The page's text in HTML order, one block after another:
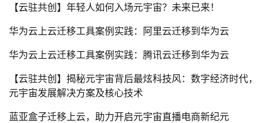
【云驻共创】年轻人如何入场元宇宙？未来已来！
华为云上云迁移工具案例实践：阿里云迁移到华为云
华为云上云迁移工具案例实践：腾讯云迁移到华为云
【云驻共创】揭秘元宇宙背后最炫科技风：数字经济时代，
元宇宙发展解决方案及核心技术
蓝亚盒子迁移上云，助力开启元宇宙直播电商新纪元